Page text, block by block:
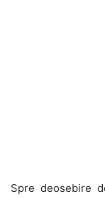
Spre deosebire